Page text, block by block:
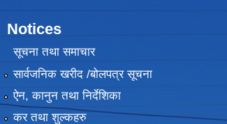
Notices
सूचना तथा समाचार
सार्वजनिक खरीद /बोलपत्र सूचना
ऐन, कानुन तथा निर्देशिका
कर तथा शुल्कहरु